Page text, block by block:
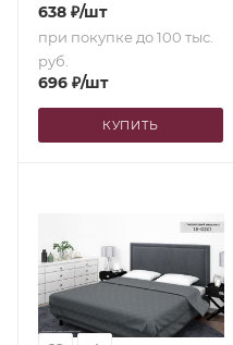
638 ₽/шт
при покупке до 100 тыс.
руб.
696 ₽/шт
КУПИТЬ